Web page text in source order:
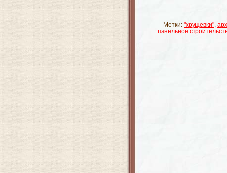
Метки: "хрущевки",
панельное